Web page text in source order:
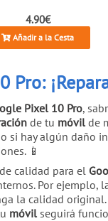
4.90€
Añadir a la Cesta
Pro:
Pixel 10 Pro,
de tu móvil de
si hay algún daño
📱
de calidad para el
Por
la calidad original.
móvil seguirá